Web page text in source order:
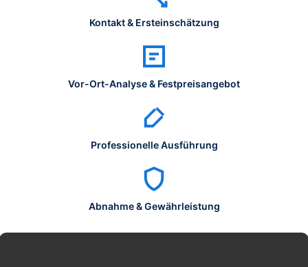
Kontakt & Ersteinschätzung
Vor-Ort-Analyse & Festpreisangebot
Professionelle Ausführung
Abnahme & Gewährleistung